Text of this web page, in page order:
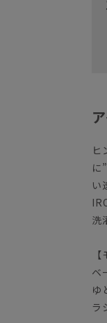
ヒ
に
い
洗
ベ
ゆ
ラ